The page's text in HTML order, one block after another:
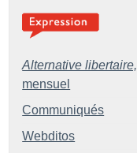
Alternative libertaire,
mensuel
Communiqués
Webditos